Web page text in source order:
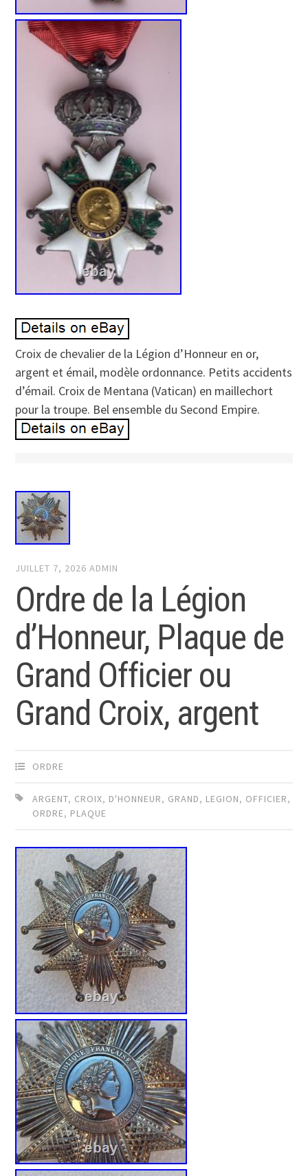
Croix de chevalier de la Légion d’Honneur en or,
argent et émail, modèle ordonnance. Petits accidents
d’émail. Croix de Mentana (Vatican) en maillechort
pour la troupe. Bel ensemble du Second Empire.
JUILLET 7, 2026 ADMIN
Ordre de la Légion
d’Honneur, Plaque de
Grand Officier ou
Grand Croix, argent
ORDRE
ARGENT, CROIX, D'HONNEUR, GRAND, LEGION, OFFICIER,
ORDRE, PLAQUE